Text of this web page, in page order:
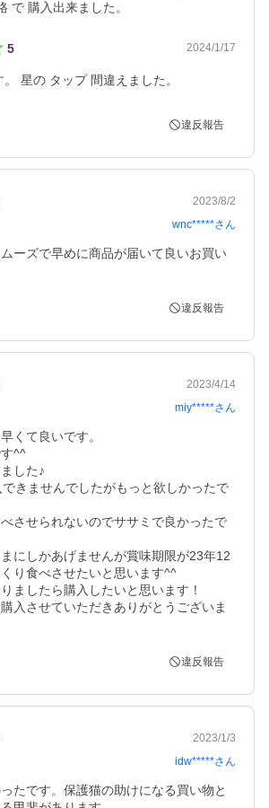
で 購入出来ました。
5 2024/1/17
星の タップ 間違えました。
違反報告
2023/8/2
wnc*****さん
ーズで早めに商品が届いて良いお買い
違反報告
2023/4/14
miy*****さん
くて良いです。
^^
した♪
きませんでしたがもっと欲しかったで
させられないのでササミで良かったで
にしかあげませんが賞味期限が23年12
り食べさせたいと思います^^
ましたら購入したいと思います！
入させていただきありがとうございま
違反報告
2023/1/3
idw*****さん
たです。保護猫の助けになる買い物と